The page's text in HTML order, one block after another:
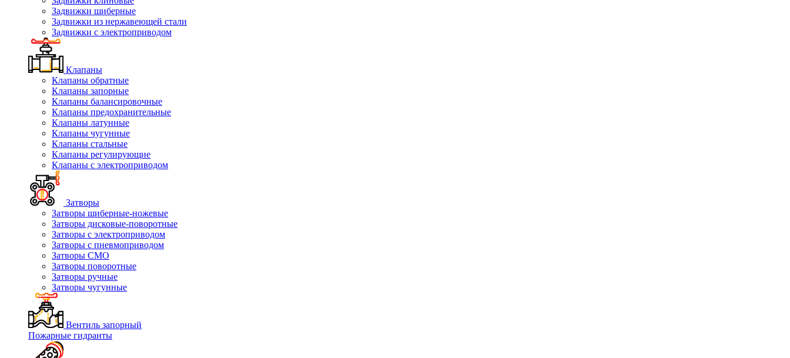
Задвижки шиберные
Задвижки из нержавеющей стали
Задвижки с электроприводом
Клапаны
Клапаны обратные
Клапаны запорные
Клапаны балансировочные
Клапаны предохранительные
Клапаны латунные
Клапаны чугунные
Клапаны стальные
Клапаны регулирующие
Клапаны с электроприводом
Затворы
Затворы шиберные-ножевые
Затворы дисковые-поворотные
Затворы с электроприводом
Затворы с пневмоприводом
Затворы СМО
Затворы поворотные
Затворы ручные
Затворы чугунные
Вентиль запорный
Пожарные гидранты